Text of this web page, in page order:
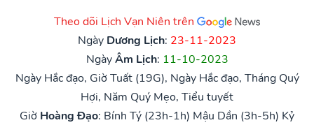
Theo dõi Lịch Vạn Niên trên
Ngày Dương Lịch: 23-11-2023
NgàyÂm Lịch: 11-10-2023
Ngày Hắc đạo, Giờ Tuất (19G), Ngày Hắc đạo, Tháng Quý
Hợi, Năm Quý Mẹo, Tiểu tuyết
Giờ Hoàng Đạo: Bính Tý (23h-1h) Mậu Dần (3h-5h) Kỷ